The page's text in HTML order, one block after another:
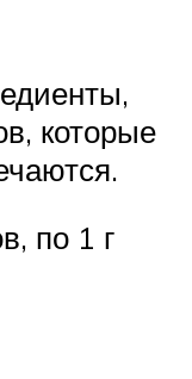
которые
по 1 г